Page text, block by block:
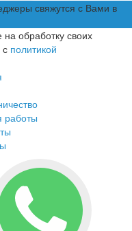
свяжутся с Вами в
обработку своих
с политикой
работы